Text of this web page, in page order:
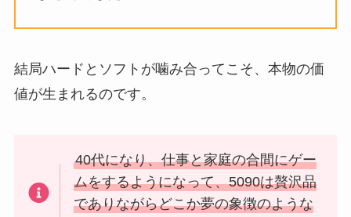
結局ハードとソフトが噛み合ってこそ、本物の価
値が生まれるのです。
40代になり、仕事と家庭の合間にゲー
ムをするようになって、5090は贅沢品
でありながらどこか夢の象徴のような